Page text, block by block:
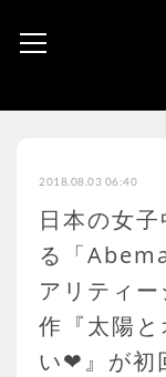
2018.08.03 06:40
日本の女
る「
アリティ
作『太陽
い❤』が初